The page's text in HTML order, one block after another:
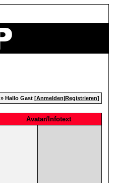
» Hallo Gast [Anmelden|Registrieren]
Avatar/Infotext